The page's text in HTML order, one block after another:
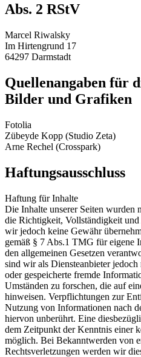
Abs. 2 RStV
Marcel Riwalsky
Im Hirtengrund 17
64297 Darmstadt
Quellenangaben für
Bilder und Grafiken
Fotolia
Zübeyde Kopp (Studio Zeta)
Arne Rechel (Crosspark)
Haftungsausschluss
Haftung für Inhalte
Die Inhalte unserer Seiten wurden
die Richtigkeit, Vollständigkeit
wir jedoch keine Gewähr
gemäß § 7 Abs.1 TMG für eigene
den allgemeinen Gesetzen
sind wir als Diensteanbieter
oder gespeicherte fremde
Umständen zu forschen, die auf
hinweisen. Verpflichtungen zur
Nutzung von Informationen nach
hiervon unberührt. Eine
dem Zeitpunkt der Kenntnis einer
möglich. Bei Bekanntwerden von
Rechtsverletzungen werden wir